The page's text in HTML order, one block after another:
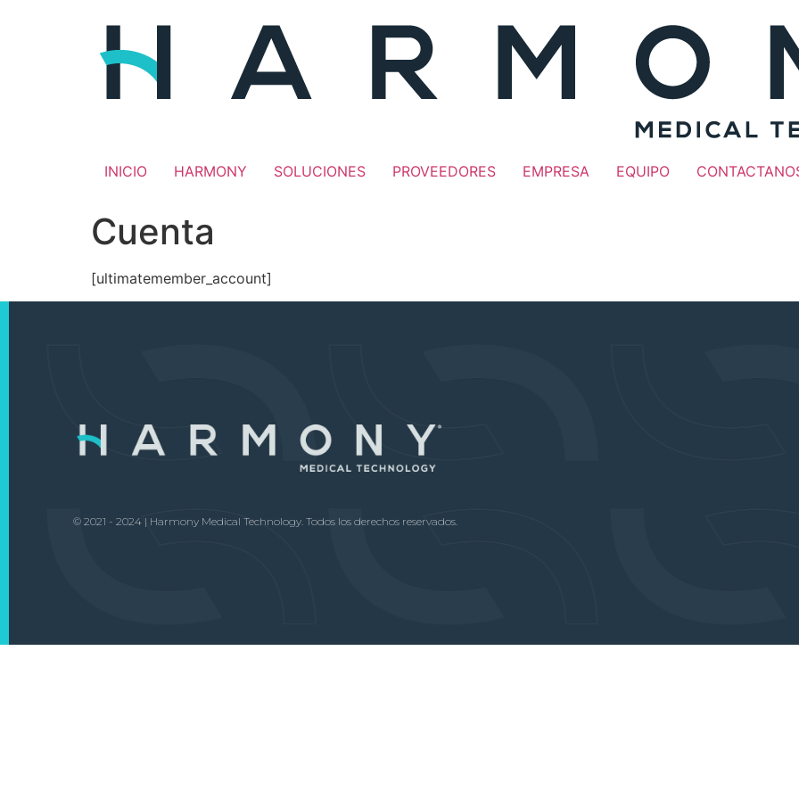
INICIO HARMONY SOLUCIONES PROVEEDORES EMPRESA EQUIPO
Cuenta
[ultimatemember_account]
© 2021 - 2024 | Harmony Medical Technology. Todos los derechos reservados.